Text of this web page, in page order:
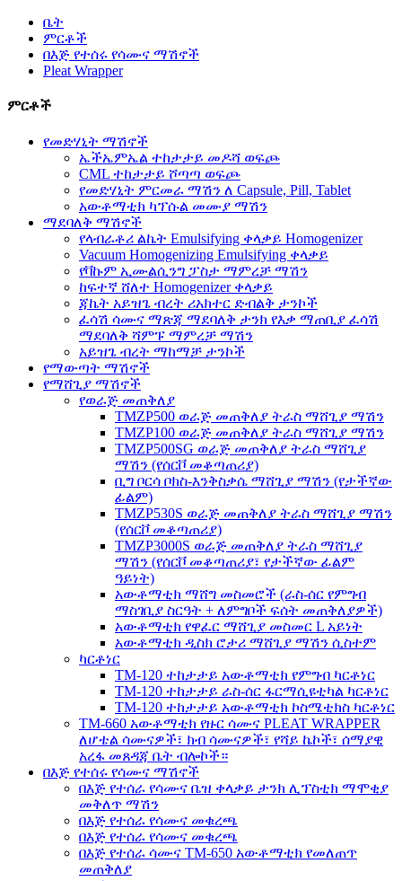
ቤት
ምርቶች
በእጅ የተሰሩ የሳሙና ማሽኖች
Pleat Wrapper
ምርቶች
የመድሃኒት ማሽኖች
ኤችኤምኤል ተከታታይ መዶሻ ወፍጮ
CML ተከታታይ ሾጣጣ ወፍጮ
የመድሃኒት ምርመራ ማሽን ለ Capsule, Pill, Tablet
አውቶማቲክ ካፕሱል መሙያ ማሽን
ማደባለቅ ማሽኖች
የላብራቶሪ ልኬት Emulsifying ቀላቃይ Homogenizer
Vacuum Homogenizing Emulsifying ቀላቃይ
የቫኩም ኢሙልሲንግ ፓስታ ማምረቻ ማሽን
ከፍተኛ ሸለተ Homogenizer ቀላቃይ
ጃኬት አይዝጌ ብረት ሪአክተር ድብልቅ ታንኮች
ፈሳሽ ሳሙና ማጽጃ ማደባለቅ ታንክ የእቃ ማጠቢያ ፈሳሽ
ማደባለቅ ሻምፑ ማምረቻ ማሽን
አይዝጌ ብረት ማከማቻ ታንኮች
የማውጣት ማሽኖች
የማሸጊያ ማሽኖች
የወራጅ መጠቅለያ
TMZP500 ወራጅ መጠቅለያ ትራስ ማሸጊያ ማሽን
TMZP100 ወራጅ መጠቅለያ ትራስ ማሸጊያ ማሽን
TMZP500SG ወራጅ መጠቅለያ ትራስ ማሸጊያ
ማሽን (የሰርቮ መቆጣጠሪያ)
ቢግ ቦርሳ ቦክስ-እንቅስቃሴ ማሸጊያ ማሽን (የታችኛው
ፊልም)
TMZP530S ወራጅ መጠቅለያ ትራስ ማሸጊያ ማሽን
(የሰርቮ መቆጣጠሪያ)
TMZP3000S ወራጅ መጠቅለያ ትራስ ማሸጊያ
ማሽን (የሰርቮ መቆጣጠሪያ፣ የታችኛው ፊልም
ዓይነት)
አውቶማቲክ ማሸግ መስመሮች (ራስ-ሰር የምግብ
ማስገቢያ ስርዓት + ለምግቦች ፍሰት መጠቅለያዎች)
አውቶማቲክ የዋፈር ማሸጊያ መስመር L አይነት
አውቶማቲክ ዲስክ ሮታሪ ማሸጊያ ማሽን ሲስተም
ካርቶነር
TM-120 ተከታታይ አውቶማቲክ የምግብ ካርቶነር
TM-120 ተከታታይ ራስ-ሰር ፋርማሲዩቲካል ካርቶነር
TM-120 ተከታታይ አውቶማቲክ ኮስሜቲክስ ካርቶነር
TM-660 አውቶማቲክ የዙር ሳሙና PLEAT WRAPPER
ለሆቴል ሳሙናዎች፣ ክብ ሳሙናዎች፣ የሻይ ኬኮች፣ ሰማያዊ
አረፋ መጸዳጃ ቤት ብሎኮች።
በእጅ የተሰሩ የሳሙና ማሽኖች
በእጅ የተሰራ የሳሙና ቤዝ ቀላቃይ ታንክ ሊፕስቲክ ማሞቂያ
መቅለጥ ማሽን
በእጅ የተሰራ የሳሙና መቁረጫ
በእጅ የተሰራ የሳሙና መቁረጫ
በእጅ የተሰራ ሳሙና TM-650 አውቶማቲክ የመለጠጥ
መጠቅለያ